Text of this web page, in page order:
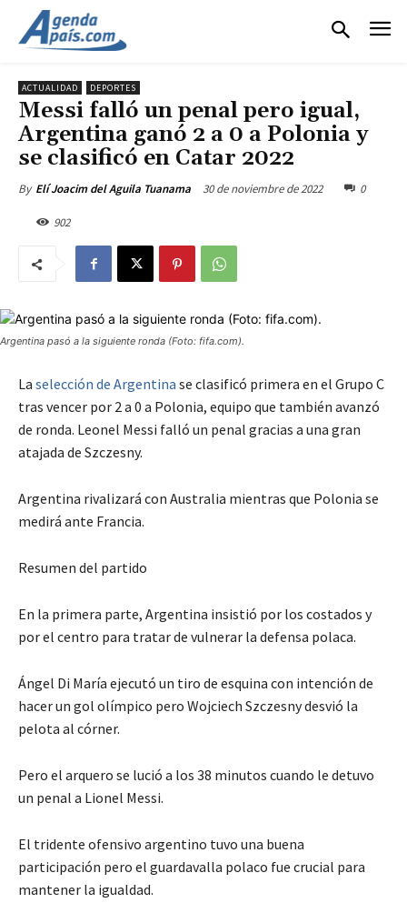
ACTUALIDAD DEPORTES
Messi falló un penal pero igual,
Argentina ganó 2 a 0 a Polonia y
se clasificó en Catar 2022
By Elí Joacim del Aguila Tuanama 30 de noviembre de 2022 0
902
Argentina pasó a la siguiente ronda (Foto: fifa.com).
La selección de Argentina se clasificó primera en el Grupo C
tras vencer por 2 a 0 a Polonia, equipo que también avanzó
de ronda. Leonel Messi falló un penal gracias a una gran
atajada de Szczesny.
Argentina rivalizará con Australia mientras que Polonia se
medirá ante Francia.
Resumen del partido
En la primera parte, Argentina insistió por los costados y
por el centro para tratar de vulnerar la defensa polaca.
Ángel Di María ejecutó un tiro de esquina con intención de
hacer un gol olímpico pero Wojciech Szczesny desvió la
pelota al córner.
Pero el arquero se lució a los 38 minutos cuando le detuvo
un penal a Lionel Messi.
El tridente ofensivo argentino tuvo una buena
participación pero el guardavalla polaco fue crucial para
mantener la igualdad.